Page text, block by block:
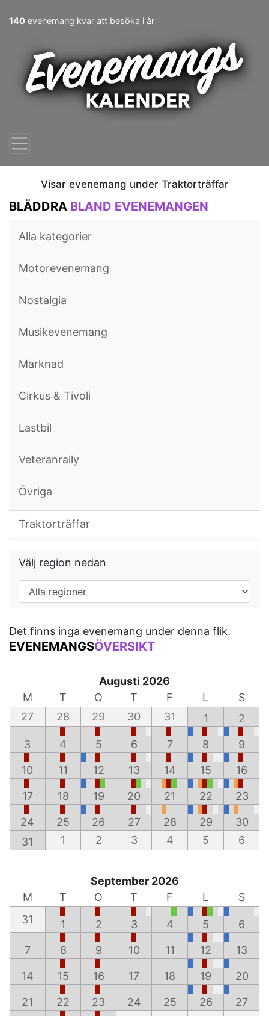
140 evenemang kvar att besöka i år
Visar evenemang under Traktorträffar
BLÄDDRA BLAND EVENEMANGEN
Alla kategorier
Motorevenemang
Nostalgia
Musikevenemang
Marknad
Cirkus & Tivoli
Lastbil
Veteranrally
Övriga
Traktorträffar
Välj region nedan
Det finns inga evenemang under denna flik.
EVENEMANGSÖVERSIKT
Augusti 2026
M
T O T F L
S
27
28 29 30 31 1 2
3 4 5 6 7 8 9
10 11 12 13 14 15 16
17 18 19 20 21 22 23
24 25 26 27 28 29
30
31
1 2 3 4 5 6
September 2026
M
T O T F L
S
31
1 2 3 4 5 6
7 8 9 10 11 12 13
14 15 16 17 18 19 20
21 22 23 24 25 26 27